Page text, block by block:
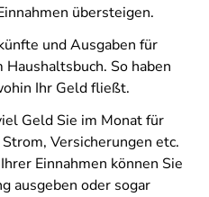
übersteigen.
und Ausgaben für
So haben
Ihr Geld fließt.
Geld Sie im Monat für
Versicherungen etc.
Einnahmen können Sie
ausgeben oder sogar